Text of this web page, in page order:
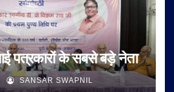
पत्रकारों के सबसे बड़े नेता
SANSAR SWAPNIL